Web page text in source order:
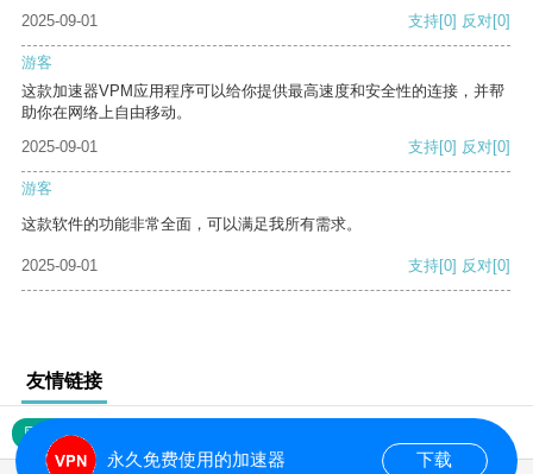
2025-09-01
支持[0] 反对[0]
游客
这款加速器VPM应用程序可以给你提供最高速度和安全性的连接，并帮
助你在网络上自由移动。
2025-09-01
支持[0] 反对[0]
游客
这款软件的功能非常全面，可以满足我所有需求。
2025-09-01 支持[0] 反对[0]
友情链接
网站地图
永久免费使用的加速器 下载